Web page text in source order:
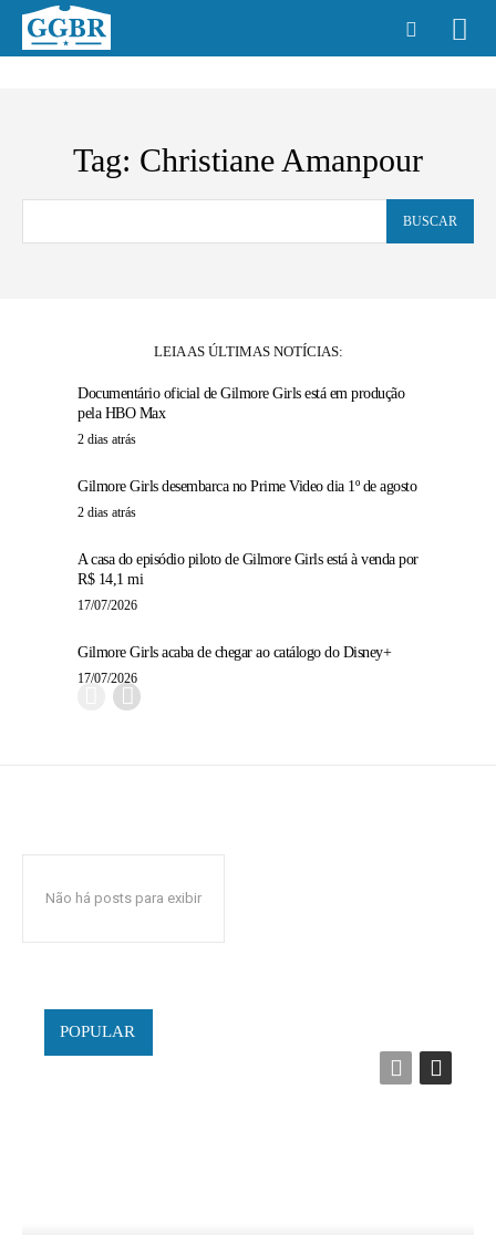
Tag: Christiane Amanpour
BUSCAR
LEIA AS ÚLTIMAS NOTÍCIAS:
Documentário oficial de Gilmore Girls está em produção
pela HBO Max
2 dias atrás
Gilmore Girls desembarca no Prime Video dia 1º de agosto
2 dias atrás
A casa do episódio piloto de Gilmore Girls está à venda por
R$ 14,1 mi
17/07/2026
Gilmore Girls acaba de chegar ao catálogo do Disney+
17/07/2026
Não há posts para exibir
POPULAR